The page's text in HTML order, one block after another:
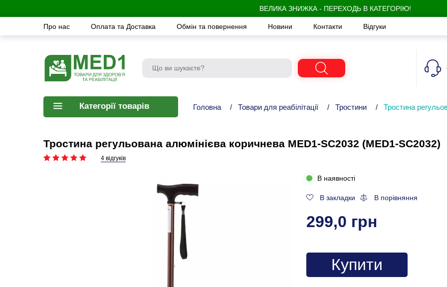
ВЕЛИКА ЗНИЖКА - ПЕРЕХОДЬ В КАТЕГОРІЮ!
Про нас Оплата та Доставка Обмін та повернення Новини Контакти Відгуки
Категорії товарів Головна / Товари для реабілітації / Тростини / Тростина
Тростина регульована алюмінієва коричнева MED1-SC2032 (MED1-SC2032)
4 відгуків
В наявності
В закладки В порівняння
299,0 грн
Купити